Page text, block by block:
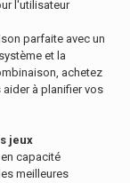
l'utilisateur
parfaite avec un
et la
achetez
aider à planifier vos
jeux
capacité
meilleures